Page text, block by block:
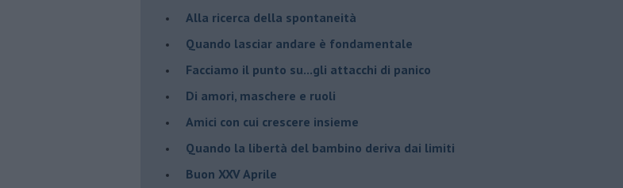
​Alla ricerca della spontaneità
​Quando lasciar andare è fondamentale
Facciamo il punto su...gli attacchi di panico
Di amori, maschere e ruoli
​Amici con cui crescere insieme
​Quando la libertà del bambino deriva dai limiti
Buon XXV Aprile